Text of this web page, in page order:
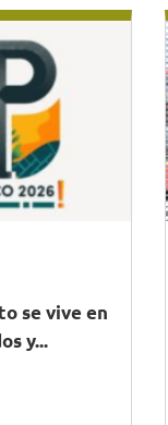
se vive en
y...